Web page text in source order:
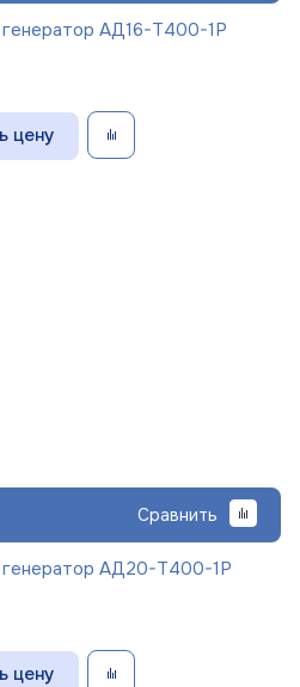
АД16-Т400-1Р
цену
Сравнить
АД20-Т400-1Р
цену